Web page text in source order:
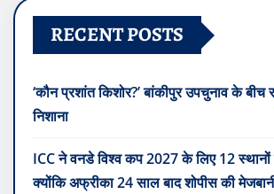
RECENT POSTS
‘कौन प्रशांत किशोर?’ बांकीपुर उपचुनाव के बीच
निशाना
ICC ने वनडे विश्व कप 2027 के लिए 12 स्थानों
क्योंकि अफ्रीका 24 साल बाद शोपीस की